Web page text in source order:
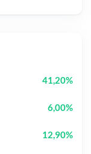
41,20%
6,00%
12,90%